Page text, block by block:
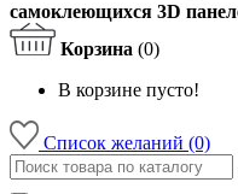
самоклеющихся 3D
Корзина (0)
В корзине пусто!
Список желаний (0)